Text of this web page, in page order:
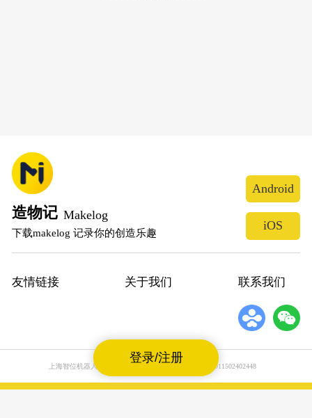
登录/注册
造物记 Makelog
下载makelog 记录你的创造乐趣
Android
iOS
友情链接 关于我们 联系我们
上海智位机器人股份有限公司 沪公网安备31011502402448